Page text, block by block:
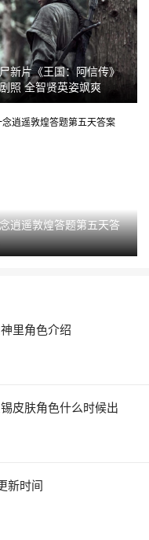
新片《王国：阿信传》
照 全智贤英姿飒爽
逍遥敦煌答题第五天答
里角色介绍
皮肤角色什么时候出
新时间